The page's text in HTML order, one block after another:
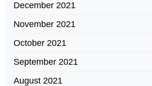
December 2021
November 2021
October 2021
September 2021
August 2021